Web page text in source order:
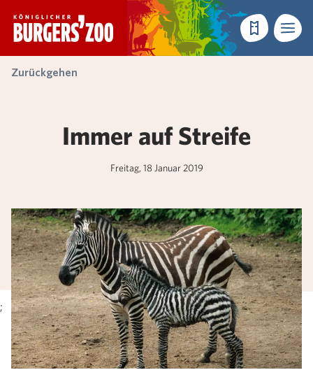
- Startseite
Reservieren
Menü
Zurückgehen
;
Immer auf Streife
Freitag, 18 Januar 2019